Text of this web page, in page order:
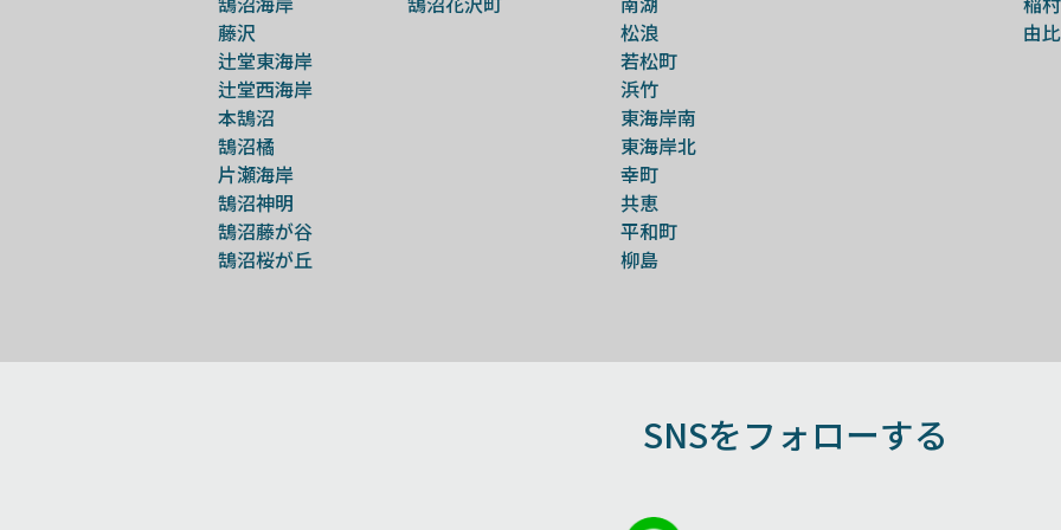
藤沢
辻堂東海岸
辻堂西海岸
本鵠沼
鵠沼橘
片瀬海岸
鵠沼神明
鵠沼藤が谷
鵠沼桜が丘
松浪
若松町
浜竹
東海岸南
東海岸北
幸町
共恵
平和町
柳島
由
SNSをフォローする